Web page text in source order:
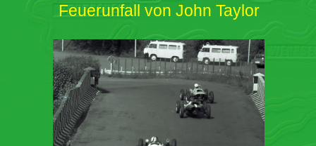
Feuerunfall von John Taylor